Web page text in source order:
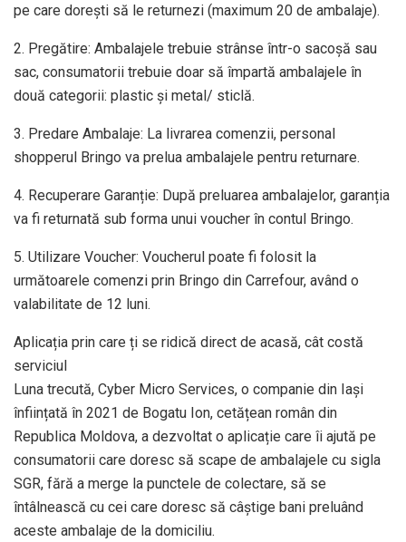
pe care dorești să le returnezi (maximum 20 de ambalaje).
2. Pregătire: Ambalajele trebuie strânse într-o sacoșă sau
sac, consumatorii trebuie doar să împartă ambalajele în
două categorii: plastic și metal/ sticlă.
3. Predare Ambalaje: La livrarea comenzii, personal
shopperul Bringo va prelua ambalajele pentru returnare.
4. Recuperare Garanție: După preluarea ambalajelor, garanția
va fi returnată sub forma unui voucher în contul Bringo.
5. Utilizare Voucher: Voucherul poate fi folosit la
următoarele comenzi prin Bringo din Carrefour, având o
valabilitate de 12 luni.
Aplicația prin care ți se ridică direct de acasă, cât costă
serviciul
Luna trecută, Cyber Micro Services, o companie din Iași
înființată în 2021 de Bogatu Ion, cetățean român din
Republica Moldova, a dezvoltat o aplicație care îi ajută pe
consumatorii care doresc să scape de ambalajele cu sigla
SGR, fără a merge la punctele de colectare, să se
întâlnească cu cei care doresc să câștige bani preluând
aceste ambalaje de la domiciliu.